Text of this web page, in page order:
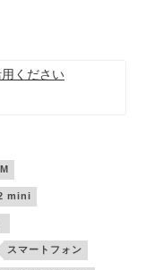
ください
mini
スマートフォン